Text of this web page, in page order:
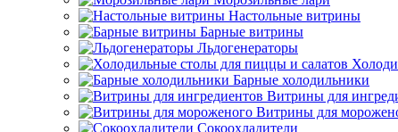
Настольные витрины
Барные витрины
Льдогенераторы
Барные холодильники
Витрины для
Витрины для
Сокоохладители